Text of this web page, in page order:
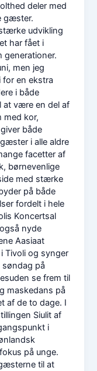
deler med
gæster.
udvikling
har fået i
generationer.
men jeg
for en ekstra
i både
at være en del af
med kor,
både
i alle aldre
facetter af
børnevenlige
med stærke
på både
fordelt i hele
Koncertsal
nyde
Aasiaat
Tivoli og synger
på
se frem til
maskedans på
af de to dage. I
Siulit af
i
på unge.
til at